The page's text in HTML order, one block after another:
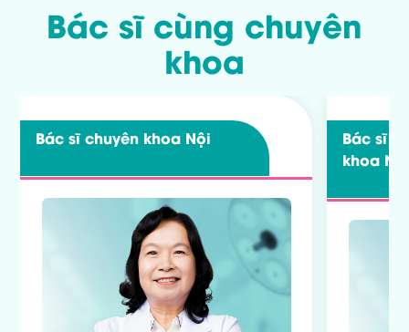
Bác sĩ cùng chuyên
khoa
Bác sĩ chuyên khoa Nội
Bác sĩ
khoa